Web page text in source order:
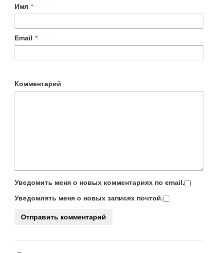
Имя *
Email *
Комментарий
Уведомить меня о новых комментариях по email.
Уведомлять меня о новых записях почтой.